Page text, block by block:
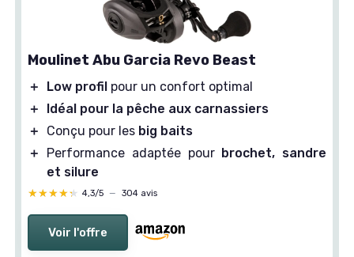
Moulinet Abu Garcia Revo Beast
＋ Low profil pour un confort optimal
＋
Idéal pour la pêche aux carnassiers
＋
Conçu pour les big baits
＋
Performance adaptée pour brochet, sandre
et silure
★★★★★
★★★★★ 4,3/5 — 304 avis
Voir l'offre